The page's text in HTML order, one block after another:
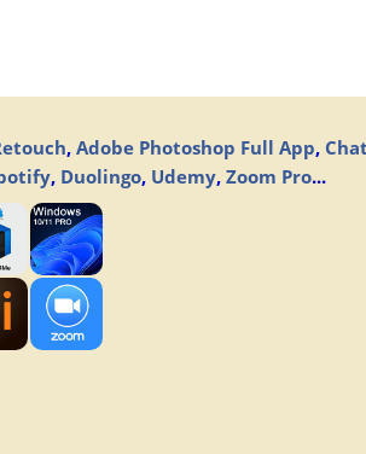
, Adobe Photoshop Full App,
, Duolingo, Udemy, Zoom Pro...